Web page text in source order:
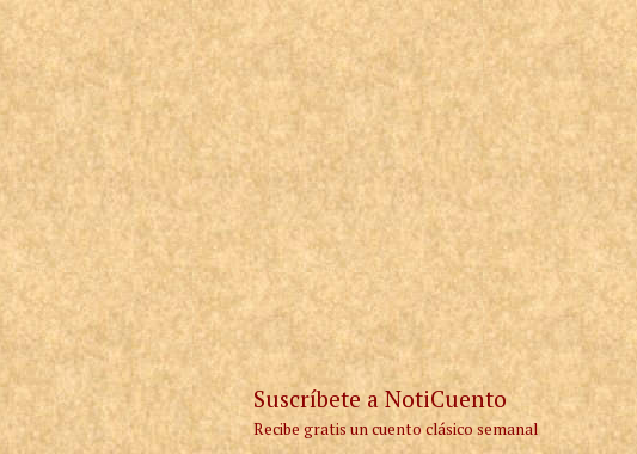
Suscríbete a NotiCuento
Recibe gratis un cuento clásico semanal